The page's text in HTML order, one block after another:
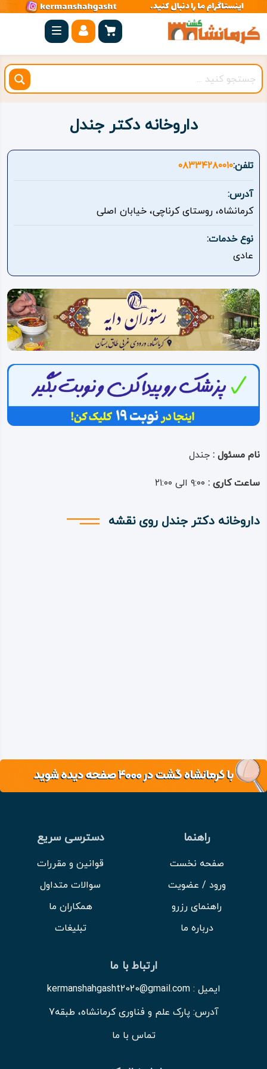
صفحه
اصلی
کرمانشاه
شهرستان
بیستون
روستاهای
هدف
اقامتگاه
ویدئو
درباره
ما
داروخانه دکتر جندل
تلفن:۰۸۳۳۴۲۸۰۰۱۰
آدرس:
کرمانشاه، روستای کرناچی، خیابان اصلی
نوع خدمات:
عادی
نام مسئول : جندل
ساعت کاری :
داروخانه دکتر جندل روی نقشه
راهنما
صفحه نخست
ورود / عضویت
راهنمای رزرو
درباره ما
دسترسی سریع
قوانین و مقررات
سوالات متداول
همکاران ما
تبلیغات
ارتباط با ما
ایمیل : kermanshahgasht2020@gmail.com
آدرس: پارک علم و فناوری کرمانشاه، طبقه7
تماس با ما